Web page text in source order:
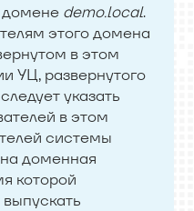
домене demo.local.
этого домена
в этом
УЦ, развернутого
указать
в этом
системы
доменная
которой